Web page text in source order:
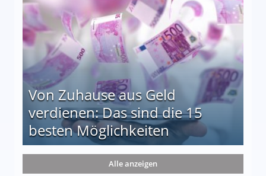
Von Zuhause aus Geld
verdienen: Das sind die 15
besten Möglichkeiten
die 15 besten Möglichkeiten
Alle anzeigen